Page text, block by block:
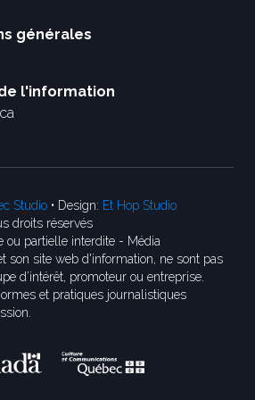
générales
l'information
Studio • Design: Et Hop Studio
droits réservés
ou partielle interdite - Média
son site web d'information, ne sont pas
d’intérêt, promoteur ou entreprise.
et pratiques journalistiques